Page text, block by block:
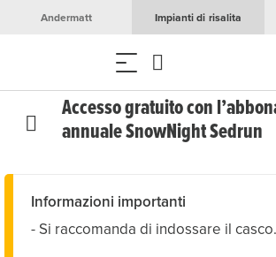
Andermatt Impianti di risalita
Accesso gratuito con
annuale SnowNight Sedrun
Informazioni importanti
- Si raccomanda di indossare il casco.